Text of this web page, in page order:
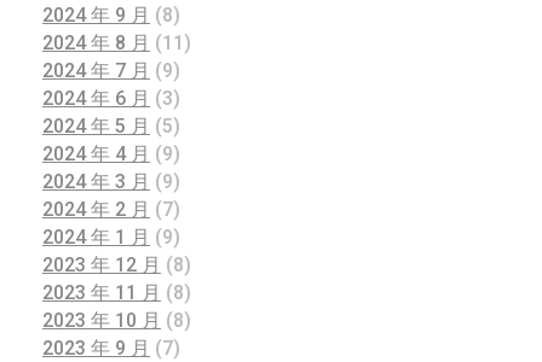
2024 年 9 月 (8)
2024 年 8 月 (11)
2024 年 7 月 (9)
2024 年 6 月 (3)
2024 年 5 月 (5)
2024 年 4 月 (9)
2024 年 3 月 (9)
2024 年 2 月 (7)
2024 年 1 月 (9)
2023 年 12 月 (8)
2023 年 11 月 (8)
2023 年 10 月 (8)
2023 年 9 月 (7)